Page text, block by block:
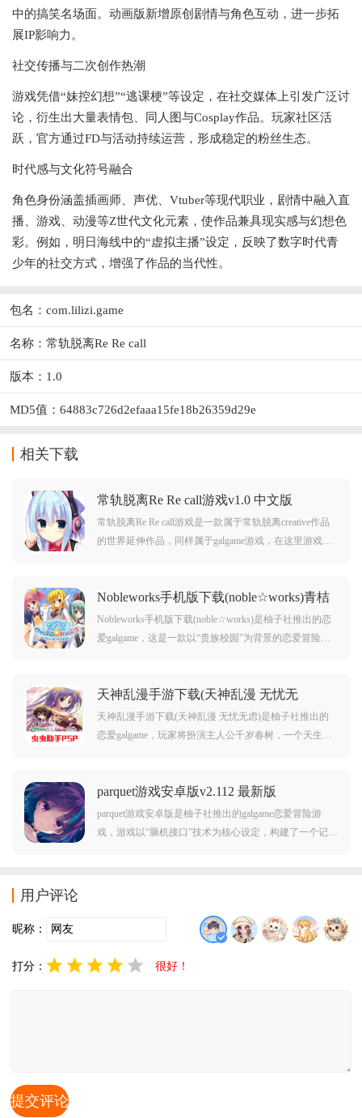
中的搞笑名场面。动画版新增原创剧情与角色互动，进一步拓
展IP影响力。
‌社交传播与二次创作热潮‌
游戏凭借“妹控幻想”“逃课梗”等设定，在社交媒体上引发广泛讨
论，衍生出大量表情包、同人图与Cosplay作品。玩家社区活
跃，官方通过FD与活动持续运营，形成稳定的粉丝生态。
‌时代感与文化符号融合‌
角色身份涵盖插画师、声优、Vtuber等现代职业，剧情中融入直
播、游戏、动漫等Z世代文化元素，使作品兼具现实感与幻想色
彩。例如，明日海线中的“虚拟主播”设定，反映了数字时代青
少年的社交方式，增强了作品的当代性。
包名：com.lilizi.game
名称：常轨脱离Re Re call
版本：1.0
MD5值：64883c726d2efaaa15fe18b26359d29e
相关下载
常轨脱离Re Re call游戏v1.0 中文版
常轨脱离Re Re call游戏是一款属于常轨脱离creative作品
的世界延伸作品，同样属于galgame游戏，在这里游戏依
选择，游戏还是多结局，最后哪位女主属于你就看你的
选择了。
Nobleworks手机版下载(noble☆works)青桔
网制作 v1.0 https://qingjuacg.top/
Nobleworks手机版下载(noble☆works)是柚子社推出的恋
爱galgame，这是一款以“贵族校园”为背景的恋爱冒险类
的名校——私立六麓学院，开启一段充满误会、礼仪冲
突与浪漫邂逅的校园生活。
天神乱漫手游下载(天神乱漫 无忧无
虑)v2021.08.04.18 最新版
天神乱漫手游下载(天神乱漫 无忧无虑)是柚子社推出的
恋爱galgame，玩家将扮演主人公‌千岁春树‌，一个天生霉
某日，他收到一个贴着“生物”标签的神秘包裹，里面竟是
一名自称“神”的少女，拉开了波澜壮阔
parquet游戏安卓版v2.112 最新版
parquet游戏安卓版是柚子社推出的galgame恋爱冒险游
戏，游戏以“脑机接口”技术为核心设定，构建了一个记忆
用户评论
昵称：
打分： 很好！